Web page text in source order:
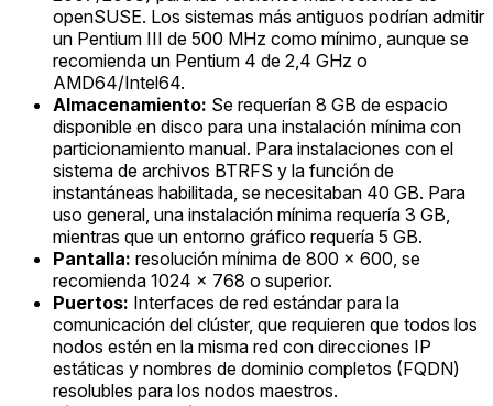
openSUSE. Los sistemas más antiguos podrían admitir
un Pentium III de 500 MHz como mínimo, aunque se
recomienda un Pentium 4 de 2,4 GHz o
AMD64/Intel64.
Almacenamiento: Se requerían 8 GB de espacio
disponible en disco para una instalación mínima con
particionamiento manual. Para instalaciones con el
sistema de archivos BTRFS y la función de
instantáneas habilitada, se necesitaban 40 GB. Para
uso general, una instalación mínima requería 3 GB,
mientras que un entorno gráfico requería 5 GB.
Pantalla: resolución mínima de 800 x 600, se
recomienda 1024 x 768 o superior.
Puertos: Interfaces de red estándar para la
comunicación del clúster, que requieren que todos los
nodos estén en la misma red con direcciones IP
estáticas y nombres de dominio completos (FQDN)
resolubles para los nodos maestros.